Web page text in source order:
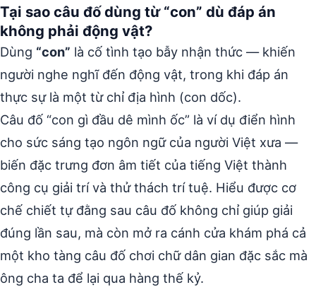
Tại sao câu đố dùng từ “con” dù đáp án
không phải động vật?
Dùng “con” là cố tình tạo bẫy nhận thức — khiến
người nghe nghĩ đến động vật, trong khi đáp án
thực sự là một từ chỉ địa hình (con dốc).
Câu đố “con gì đầu dê mình ốc” là ví dụ điển hình
cho sức sáng tạo ngôn ngữ của người Việt xưa —
biến đặc trưng đơn âm tiết của tiếng Việt thành
công cụ giải trí và thử thách trí tuệ. Hiểu được cơ
chế chiết tự đằng sau câu đố không chỉ giúp giải
đúng lần sau, mà còn mở ra cánh cửa khám phá cả
một kho tàng câu đố chơi chữ dân gian đặc sắc mà
ông cha ta để lại qua hàng thế kỷ.